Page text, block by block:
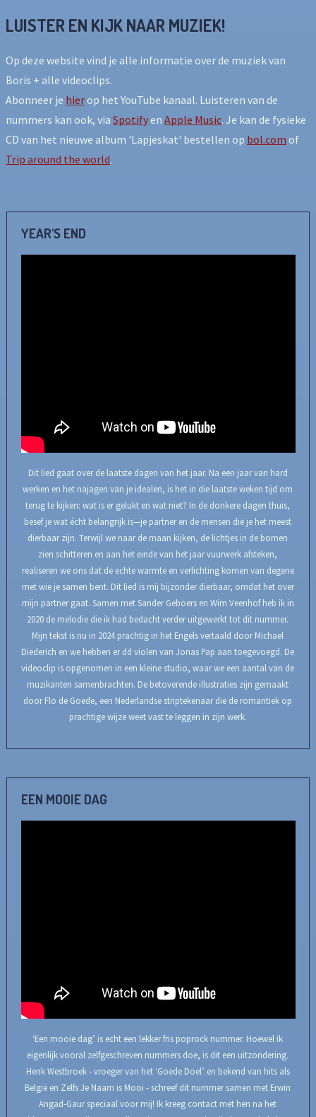
LUISTER EN KIJK NAAR MUZIEK!
Op deze website vind je alle informatie over de muziek van
Boris + alle videoclips.
Abonneer je hierop het YouTube kanaal. Luisteren van de
nummers kan ook, via Spotifyen Apple Music. Je kan de fysieke
CD van het nieuwe album 'Lapjeskat' bestellen op bol.com of
Trip around the world.
YEAR'S END
Dit lied gaat over de laatste dagen van het jaar. Na een jaar van hard
werken en het najagen van je idealen, is het in die laatste weken tijd om
terug te kijken: wat is er gelukt en wat niet? In de donkere dagen thuis,
besef je wat écht belangrijk is—je partner en de mensen die je het meest
dierbaar zijn. Terwijl we naar de maan kijken, de lichtjes in de bomen
zien schitteren en aan het einde van het jaar vuurwerk afsteken,
realiseren we ons dat de echte warmte en verlichting komen van degene
met wie je samen bent. Dit lied is mij bijzonder dierbaar, omdat het over
mijn partner gaat. Samen met Sander Geboers en Wim Veenhof heb ik in
2020 de melodie die ik had bedacht verder uitgewerkt tot dit nummer.
Mijn tekst is nu in 2024 prachtig in het Engels vertaald door Michael
Diederich en we hebben er dd violen van Jonas Pap aan toegevoegd. De
videoclip is opgenomen in een kleine studio, waar we een aantal van de
muzikanten samenbrachten. De betoverende illustraties zijn gemaakt
door Flo de Goede, een Nederlandse striptekenaar die de romantiek op
prachtige wijze weet vast te leggen in zijn werk.
EEN MOOIE DAG
‘Een mooie dag’ is echt een lekker fris poprock nummer. Hoewel ik
eigenlijk vooral zelfgeschreven nummers doe, is dit een uitzondering.
Henk Westbroek - vroeger van het ‘Goede Doel’ en bekend van hits als
België en Zelfs Je Naam is Mooi - schreef dit nummer samen met Erwin
Angad-Gaur speciaal voor mij! Ik kreeg contact met hen na het